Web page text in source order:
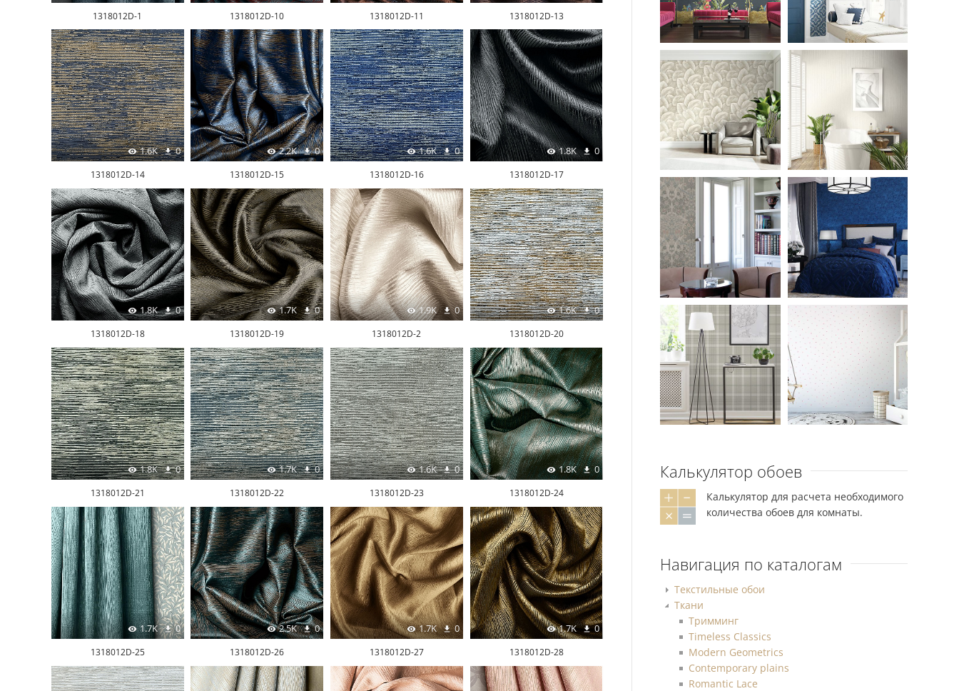
1318012D-1 1318012D-10 1318012D-11 1318012D-13
1.6K 0
1318012D-14
2.2K 0
1318012D-15
1.6K 0
1318012D-16
1.8K 0
1318012D-17
1.8K 0
1318012D-18
1.7K 0
1318012D-19
1.9K 0
1318012D-2
1.6K 0
1318012D-20
1.8K 0
1318012D-21
1.7K 0
1318012D-22
1.6K 0
1318012D-23
1.8K 0
1318012D-24
1.7K 0
1318012D-25
2.5K 0
1318012D-26
1.7K 0
1318012D-27
1.7K 0
1318012D-28
Калькулятор обоев
Калькулятор для расчета необходимого
количества обоев для комнаты.
Навигация по каталогам
Текстильные обои
Ткани
Тримминг
Timeless Classics
Modern Geometrics
Contemporary plains
Romantic Lace